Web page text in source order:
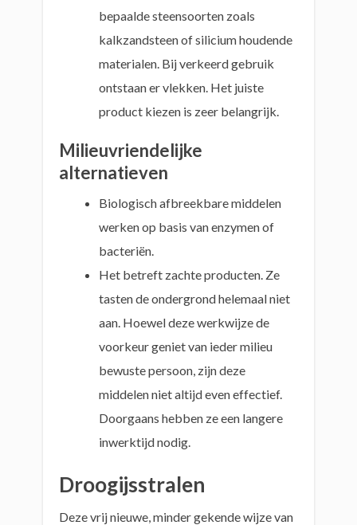
bepaalde steensoorten zoals
kalkzandsteen of silicium houdende
materialen. Bij verkeerd gebruik
ontstaan er vlekken. Het juiste
product kiezen is zeer belangrijk.
Milieuvriendelijke
alternatieven
Biologisch afbreekbare middelen
werken op basis van enzymen of
bacteriën.
Het betreft zachte producten. Ze
tasten de ondergrond helemaal niet
aan. Hoewel deze werkwijze de
voorkeur geniet van ieder milieu
bewuste persoon, zijn deze
middelen niet altijd even effectief.
Doorgaans hebben ze een langere
inwerktijd nodig.
Droogijsstralen
Deze vrij nieuwe, minder gekende wijze van